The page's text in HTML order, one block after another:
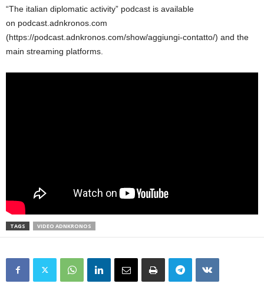
“The italian diplomatic activity” podcast is available
on podcast.adnkronos.com
(https://podcast.adnkronos.com/show/aggiungi-contatto/) and the
main streaming platforms.
TAGS VIDEO ADNKRONOS